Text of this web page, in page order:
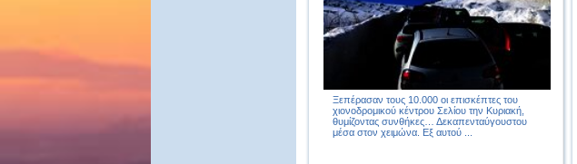
Ξεπέρασαν τους 10.000 οι επισκέπτες του
χιονοδρομικού κέντρου Σελίου την Κυριακή,
θυμίζοντας συνθήκες… Δεκαπενταύγουστου
μέσα στον χειμώνα. Εξ αυτού ...